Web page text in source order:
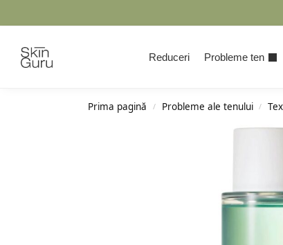
Reduceri Probleme ten
Prima pagină / Probleme ale tenului /